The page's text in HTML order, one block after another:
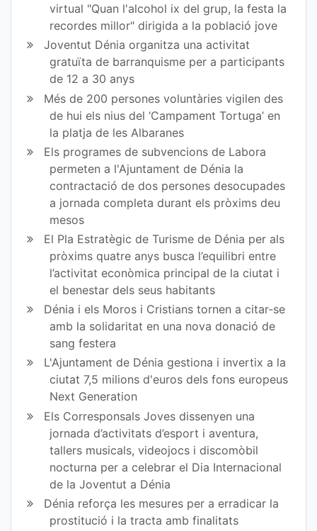
bo
ok
er
virtual "Quan l'alcohol ix del grup, la festa la
recordes millor" dirigida a la població jove
Joventut Dénia organitza una activitat
gratuïta de barranquisme per a participants
de 12 a 30 anys
Més de 200 persones voluntàries vigilen des
de hui els nius del ‘Campament Tortuga’ en
la platja de les Albaranes
Els programes de subvencions de Labora
permeten a l'Ajuntament de Dénia la
contractació de dos persones desocupades
a jornada completa durant els pròxims deu
mesos
El Pla Estratègic de Turisme de Dénia per als
pròxims quatre anys busca l’equilibri entre
l’activitat econòmica principal de la ciutat i
el benestar dels seus habitants
Dénia i els Moros i Cristians tornen a citar-se
amb la solidaritat en una nova donació de
sang festera
L'Ajuntament de Dénia gestiona i invertix a la
ciutat 7,5 milions d'euros dels fons europeus
Next Generation
Els Corresponsals Joves dissenyen una
jornada d’activitats d’esport i aventura,
tallers musicals, videojocs i discomòbil
nocturna per a celebrar el Dia Internacional
de la Joventut a Dénia
Dénia reforça les mesures per a erradicar la
prostitució i la tracta amb finalitats